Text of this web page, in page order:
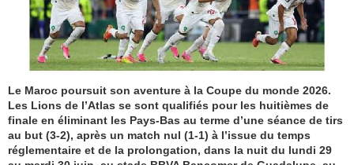
Le Maroc poursuit son aventure à la Coupe du monde 2026.
Les Lions de l’Atlas se sont qualifiés pour les huitièmes de
finale en éliminant les Pays-Bas au terme d’une séance de tirs
au but (3-2), après un match nul (1-1) à l’issue du temps
réglementaire et de la prolongation, dans la nuit du lundi 29